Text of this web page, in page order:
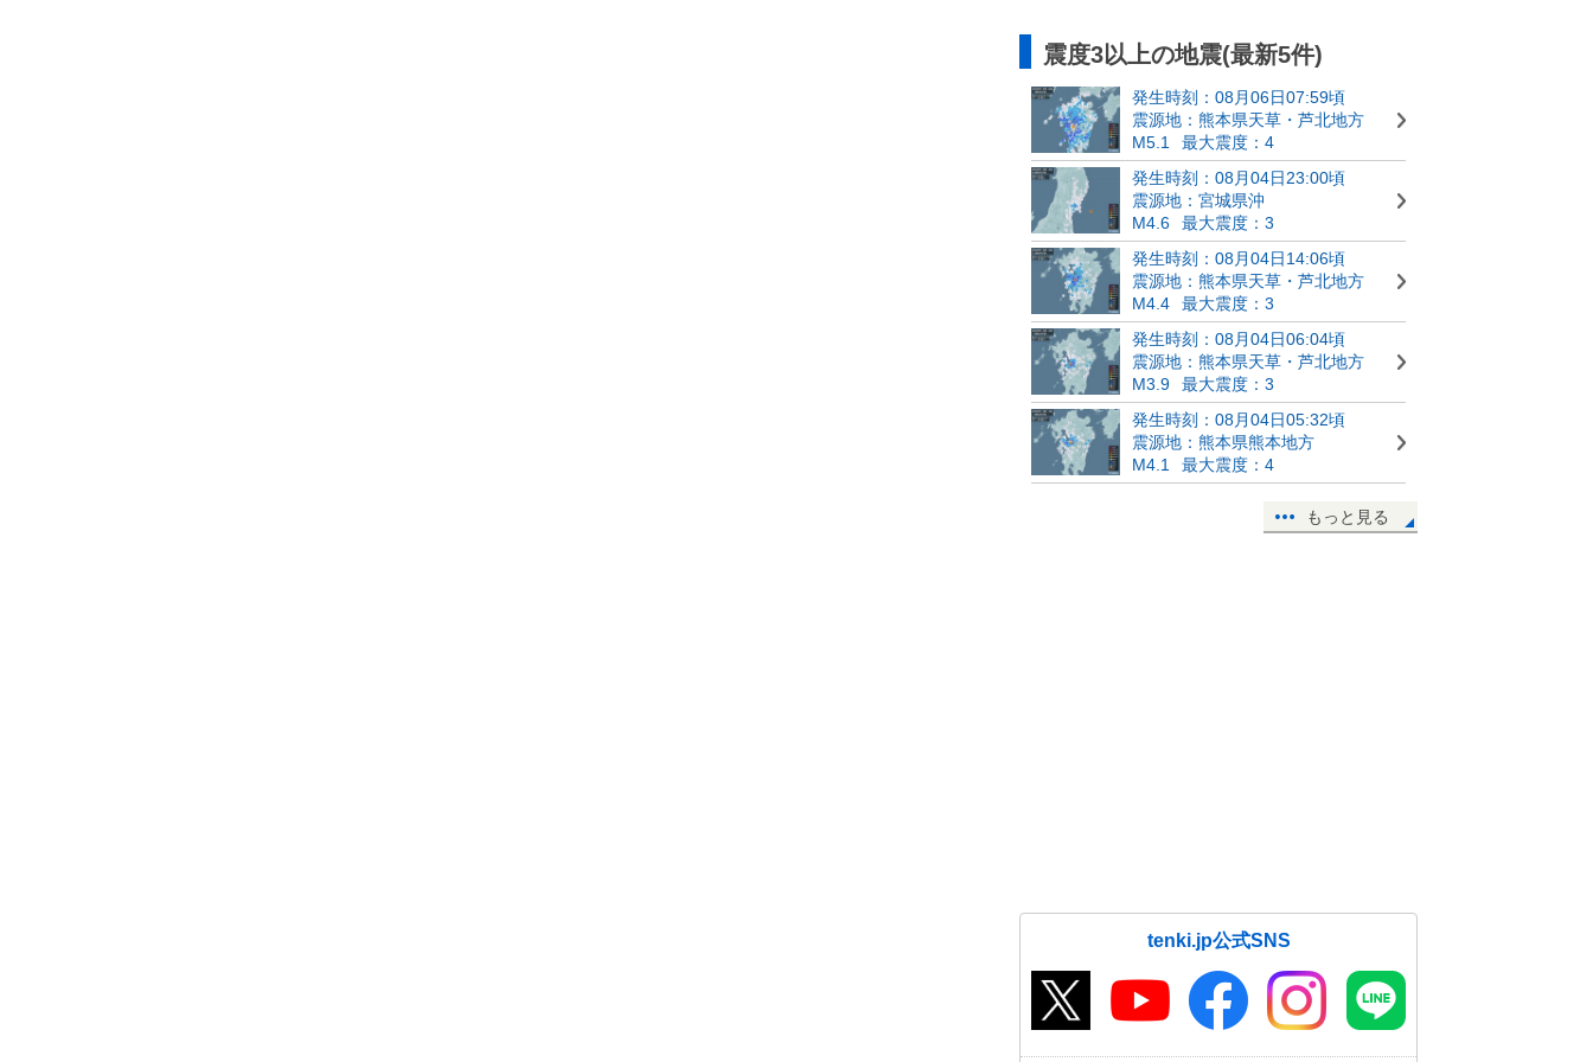
震度3以上の地震(最新5件)
発生時刻：08月06日07:59頃
震源地：熊本県天草・芦北地方
M5.1
最大震度：4
発生時刻：08月04日23:00頃
震源地：宮城県沖
M4.6
最大震度：3
発生時刻：08月04日14:06頃
震源地：熊本県天草・芦北地方
M4.4
最大震度：3
発生時刻：08月04日06:04頃
震源地：熊本県天草・芦北地方
M3.9
最大震度：3
発生時刻：08月04日05:32頃
震源地：熊本県熊本地方
M4.1
最大震度：4
もっと見る
tenki.jp公式SNS